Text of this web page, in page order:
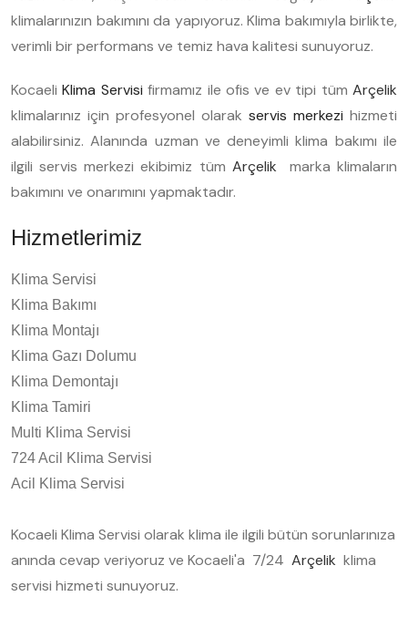
klimalarınızın bakımını da yapıyoruz. Klima bakımıyla birlikte,
verimli bir performans ve temiz hava kalitesi sunuyoruz.
KocaeliKlima Servisifirmamız ile ofis ve ev tipi tümArçelik
klimalarınız için profesyonel olarak servis merkezi hizmeti
alabilirsiniz. Alanında uzman ve deneyimli klima bakımı ile
ilgili servis merkezi ekibimiz tüm Arçelik marka klimaların
bakımını ve onarımını yapmaktadır.
Hizmetlerimiz
Klima Servisi
Klima Bakımı
Klima Montajı
Klima Gazı Dolumu
Klima Demontajı
Klima Tamiri
Multi Klima Servisi
724 Acil Klima Servisi
Acil Klima Servisi
Kocaeli Klima Servisi olarak klima ile ilgili bütün sorunlarınıza
anında cevap veriyoruz ve Kocaeli'a 7/24 Arçelik klima
servisi hizmeti sunuyoruz.